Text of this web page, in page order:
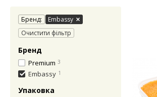
Бренд:
Embassy
Очистити фільтр
Бренд
Premium 3
Embassy 1
Упаковка